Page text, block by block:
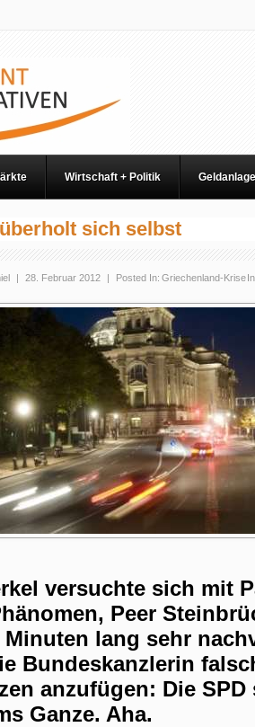
Wirtschaft + Politik Geldanlage
sich selbst
| 28. Februar 2012 | Posted In: Griechenland-Krise
versuchte sich mit
Peer
Minuten lang sehr
Bundeskanzlerin
anzufügen: Die
Ganze. Aha.